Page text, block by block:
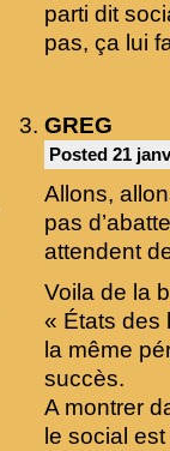
parti dit
pas, ça lui
GREG
Posted 21
Allons,
pas
attendent
Voila de la
« États des
la même
succès.
A montrer
le social